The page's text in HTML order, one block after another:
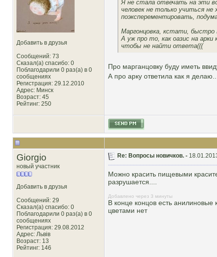
Добавить в друзья
Сообщений: 73
Сказал(а) спасибо: 0
Поблагодарили 0 раз(а) в 0
сообщениях
Регистрация: 29.12.2010
Адрес: Минск
Возраст: 45
Рейтинг: 250
Я не стала отвечать на эти
человек не только учиться
поэксперементировать,
Маргонцовка, кстати, быстро
А уж про то, как оазис на
чтобы не найти ответа(((
Про марганцовку буду иметь
А про арку ответила как я
Giorgio
новый участник
Добавить в друзья
Сообщений: 29
Сказал(а) спасибо: 0
Поблагодарили 0 раз(а) в 0
сообщениях
Регистрация: 29.08.2012
Адрес: Львів
Возраст: 13
Рейтинг: 146
Re: Вопросы новичков. -
Можно красить пищевыми
разрушается....
Добавлено через 3 минуты
В конце концов есть анилиновые
цветами нет